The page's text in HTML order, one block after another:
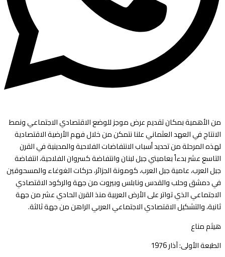
من الأهمية بمكان تقديم عرض موجز للوضع الاقتصادي الاجتماعي ونمط
الانتاج في العهد العثماني علنا نتمكن من خلال فهم الأرضية الاقتصادية
لهذه المرحلة من تحديد أسباب الانتفاضات الفلاحية والمدينية في القرن
التاسع عشر بدءاً بعاميتي جبل لبنان وانتفاضة كسروان الفلاحية، انتفاضة
جبل العرب، عامية جبل العرب، كومونة الجزائر، حركات الغوغاء والمسحوقين
في دمشق وحلب والقدس ونابلس وبيروت من جهة والركود الاقتصادي
الاجتماعي الذي تواتر على الأرض العربية منذ القرن الحادي عشر من جهة
ثانية، والتشكيل الاقتصادي الاجتماعي العربي الراهن من جهة ثالثة.
هيثم مناع
الطبعة الأولى: آذار 1976